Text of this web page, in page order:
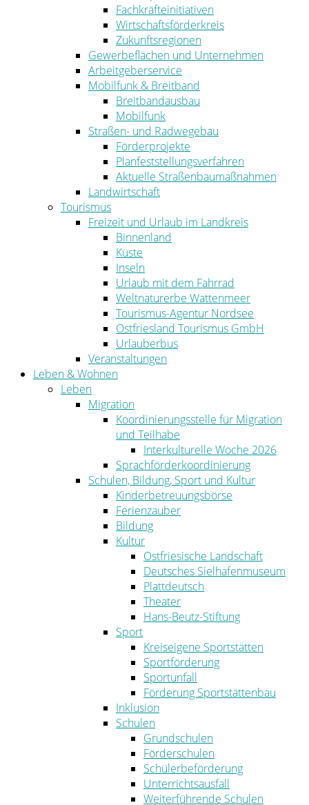
Fachkräfteinitiativen
Wirtschaftsförderkreis
Zukunftsregionen
Gewerbeflächen und Unternehmen
Arbeitgeberservice
Mobilfunk & Breitband
Breitbandausbau
Mobilfunk
Straßen- und Radwegebau
Förderprojekte
Planfeststellungsverfahren
Aktuelle Straßenbaumaßnahmen
Landwirtschaft
Tourismus
Freizeit und Urlaub im Landkreis
Binnenland
Küste
Inseln
Urlaub mit dem Fahrrad
Weltnaturerbe Wattenmeer
Tourismus-Agentur Nordsee
Ostfriesland Tourismus GmbH
Urlauberbus
Veranstaltungen
Leben & Wohnen
Leben
Migration
Koordinierungsstelle für Migration
und Teilhabe
Interkulturelle Woche 2026
Sprachförderkoordinierung
Schulen, Bildung, Sport und Kultur
Kinderbetreuungsbörse
Ferienzauber
Bildung
Kultur
Ostfriesische Landschaft
Deutsches Sielhafenmuseum
Plattdeutsch
Theater
Hans-Beutz-Stiftung
Sport
Kreiseigene Sportstätten
Sportförderung
Sportunfall
Förderung Sportstättenbau
Inklusion
Schulen
Grundschulen
Förderschulen
Schülerbeförderung
Unterrichtsausfall
Weiterführende Schulen